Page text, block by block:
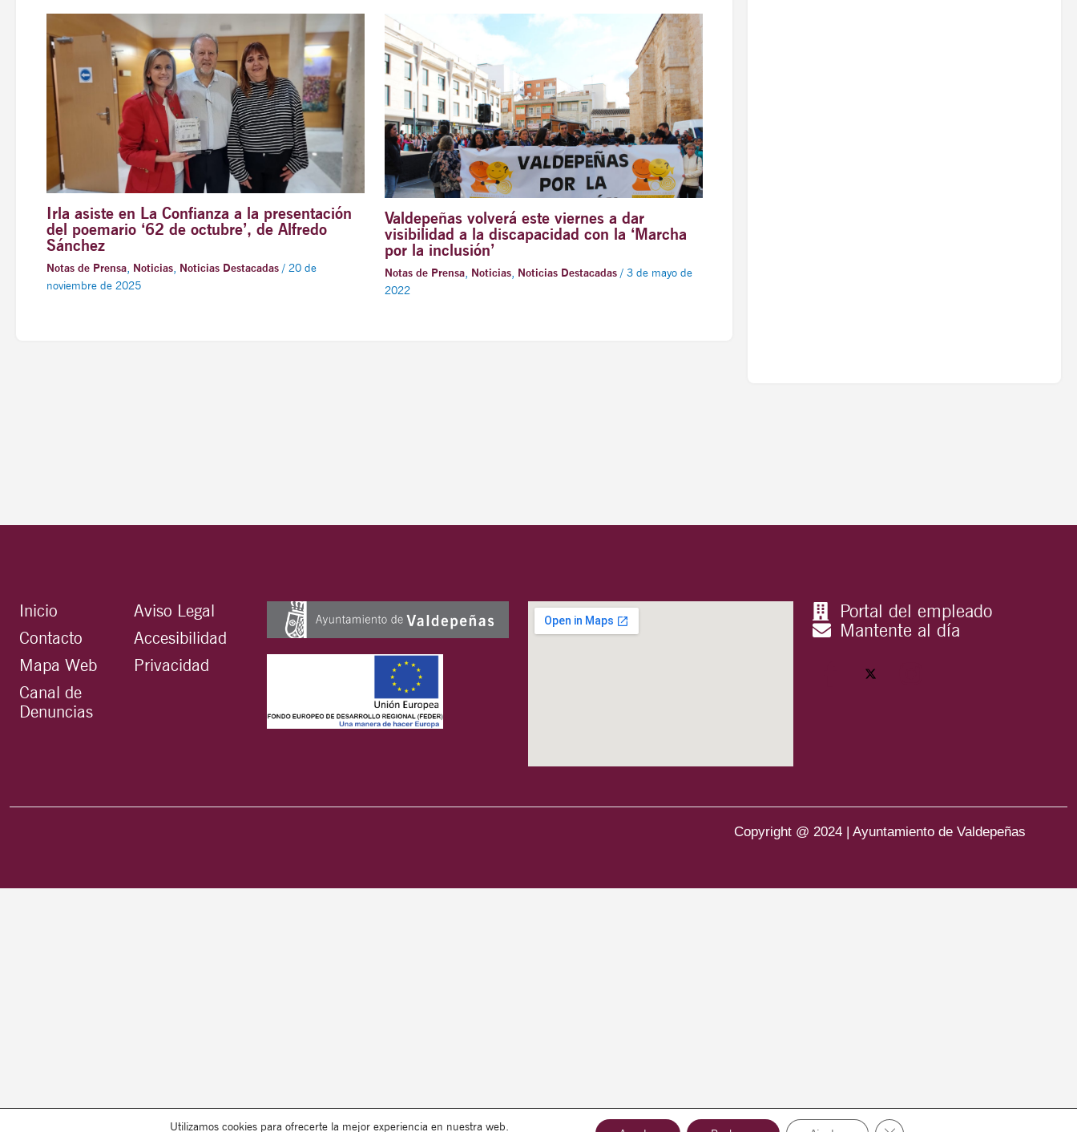
Irla asiste en La Confianza a la presentación
del poemario ‘62 de octubre’, de Alfredo
Sánchez
Notas de Prensa, Noticias, Noticias Destacadas/ 20 de
noviembre de 2025
Valdepeñas volverá este viernes a dar
visibilidad a la discapacidad con la ‘Marcha
por la inclusión’
Notas de Prensa, Noticias, Noticias Destacadas/ 3 de mayo de
2022
Inicio
Contacto
Mapa Web
Canal de
Denuncias
Aviso Legal
Accesibilidad
Privacidad
Portal del empleado
Mantente al día
Copyright @ 2024 | Ayuntamiento de Valdepeñas
Utilizamos cookies para ofrecerte la mejor experiencia en nuestra web. Cerrar el banner de cookies RGPD